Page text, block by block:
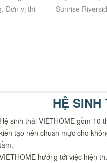
Đơn vị thi
Sunrise
HỆ SINH
Hệ sinh thái VIETHOME gồm 10
kiến tạo nên chuẩn mực cho
tầm.
VIETHOME hướng tới việc hiện